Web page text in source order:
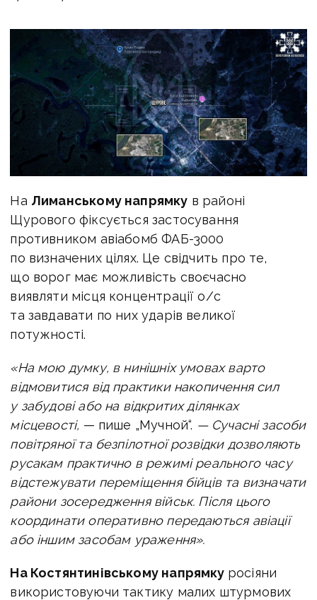
На Лиманському напрямку в районі
Щурового фіксується застосування
противником авіабомб ФАБ-3000
по визначених цілях. Це свідчить про те,
що ворог має можливість своєчасно
виявляти місця концентрації о/с
та завдавати по них ударів великої
потужності.
«На мою думку, в нинішніх умовах варто
відмовитися від практики накопичення сил
у забудові або на відкритих ділянках
місцевості, — пише „Мучной“. — Сучасні засоби
повітряної та безпілотної розвідки дозволяють
русакам практично в режимі реального часу
відстежувати переміщення бійців та визначати
райони зосередження військ. Після цього
координати оперативно передаються авіації
або іншим засобам ураження».
На Костянтинівському напрямку росіяни
використовуючи тактику малих штурмових